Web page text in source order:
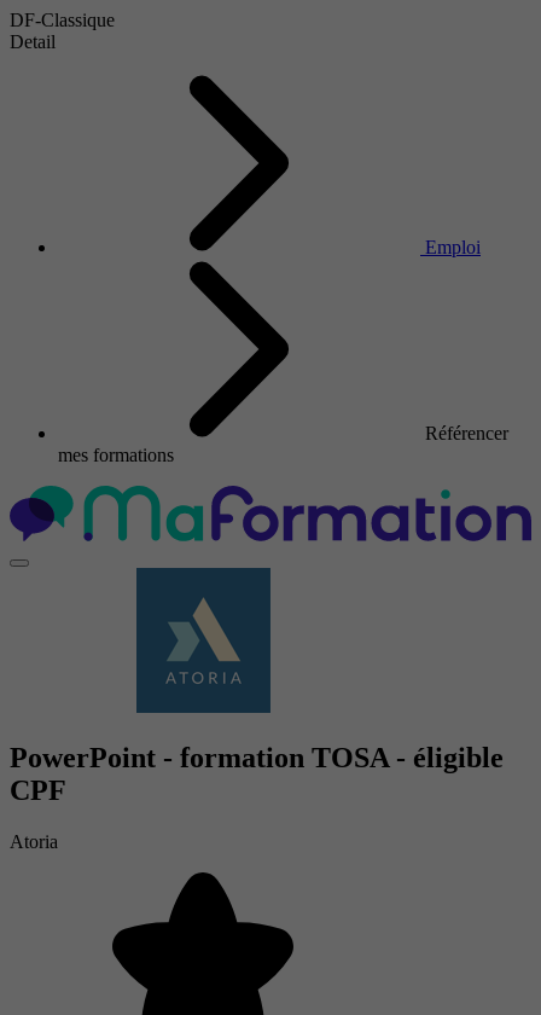
DF-Classique
Detail
Emploi
Référencer
mes formations
PowerPoint - formation TOSA - éligible
CPF
Atoria